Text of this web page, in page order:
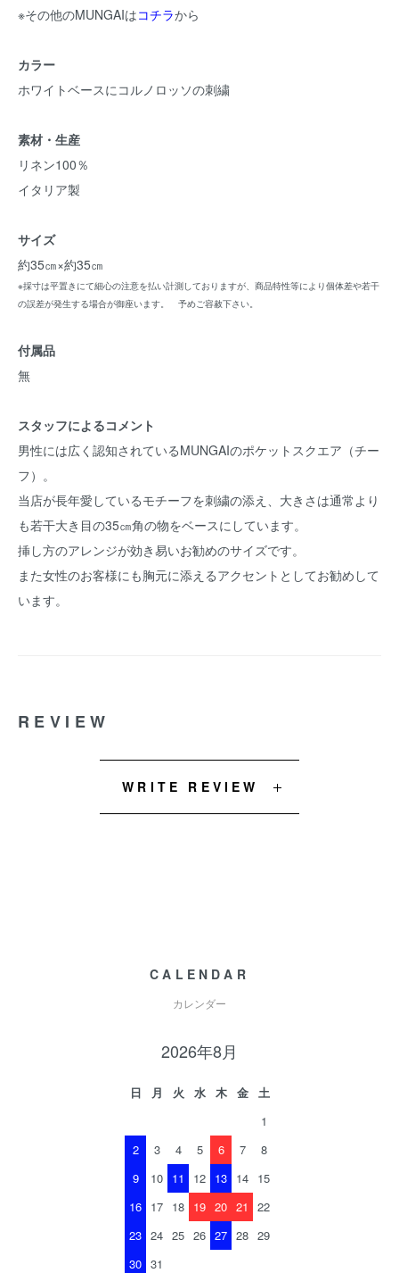
※その他のMUNGAIはコチラから
カラー
ホワイトベースにコルノロッソの刺繍
素材・生産
リネン100％
イタリア製
サイズ
約35㎝×約35㎝
※採寸は平置きにて細心の注意を払い計測しておりますが、商品特性等により個体差や若干
の誤差が発生する場合が御座います。 予めご容赦下さい。
付属品
無
スタッフによるコメント
男性には広く認知されているMUNGAIのポケットスクエア（チー
フ）。
当店が長年愛しているモチーフを刺繍の添え、大きさは通常より
も若干大き目の35㎝角の物をベースにしています。
挿し方のアレンジが効き易いお勧めのサイズです。
また女性のお客様にも胸元に添えるアクセントとしてお勧めして
います。
REVIEW
WRITE REVIEW
CALENDAR
カレンダー
2026年8月
日 月 火 水 木 金
土
1
2
3 4 5 6 7
8
9
10 11 12 13 14 15
16 17 18 19 20 21
22
23 24 25 26 27 28 29
30 31